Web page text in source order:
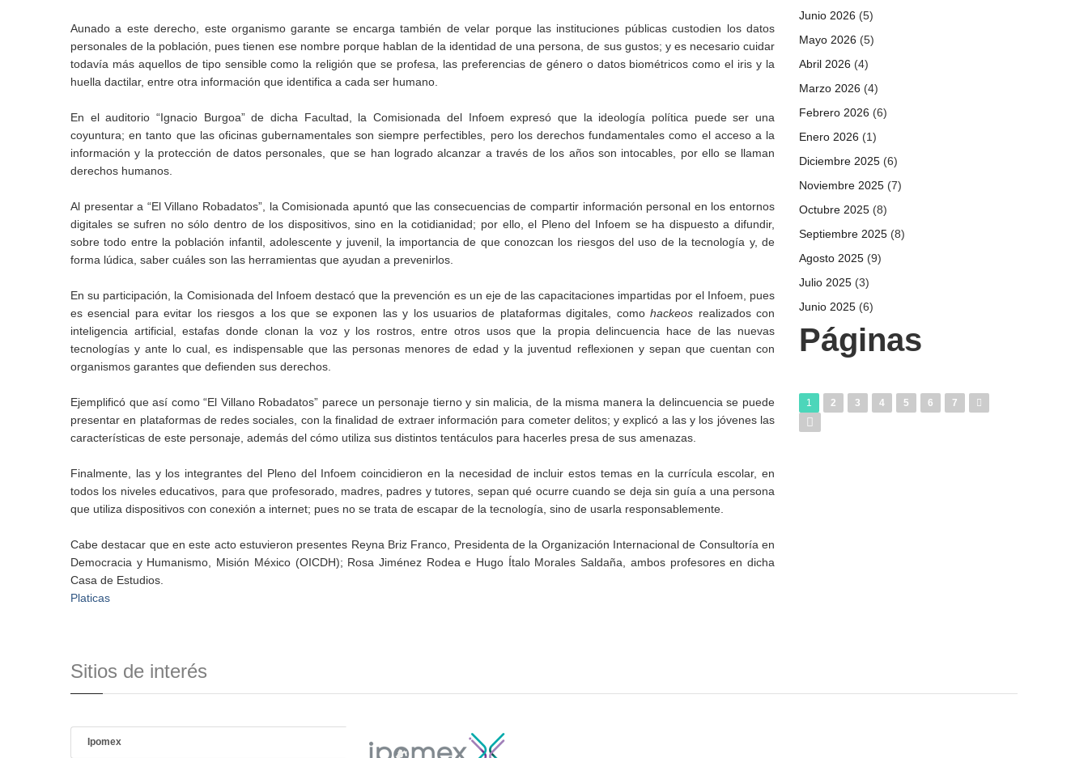
Aunado a este derecho, este organismo garante se encarga también de velar porque las instituciones públicas custodien los datos
personales de la población, pues tienen ese nombre porque hablan de la identidad de una persona, de sus gustos; y es necesario cuidar
todavía más aquellos de tipo sensible como la religión que se profesa, las preferencias de género o datos biométricos como el iris y la
huella dactilar, entre otra información que identifica a cada ser humano.
En el auditorio “Ignacio Burgoa” de dicha Facultad, la Comisionada del Infoem expresó que la ideología política puede ser una
coyuntura; en tanto que las oficinas gubernamentales son siempre perfectibles, pero los derechos fundamentales como el acceso a la
información y la protección de datos personales, que se han logrado alcanzar a través de los años son intocables, por ello se llaman
derechos humanos.
Al presentar a “El Villano Robadatos”, la Comisionada apuntó que las consecuencias de compartir información personal en los entornos
digitales se sufren no sólo dentro de los dispositivos, sino en la cotidianidad; por ello, el Pleno del Infoem se ha dispuesto a difundir,
sobre todo entre la población infantil, adolescente y juvenil, la importancia de que conozcan los riesgos del uso de la tecnología y, de
forma lúdica, saber cuáles son las herramientas que ayudan a prevenirlos.
En su participación, la Comisionada del Infoem destacó que la prevención es un eje de las capacitaciones impartidas por el Infoem, pues
es esencial para evitar los riesgos a los que se exponen las y los usuarios de plataformas digitales, comohackeos realizados con
inteligencia artificial, estafas donde clonan la voz y los rostros, entre otros usos que la propia delincuencia hace de las nuevas
tecnologías y ante lo cual, es indispensable que las personas menores de edad y la juventud reflexionen y sepan que cuentan con
organismos garantes que defienden sus derechos.
Ejemplificó que así como “El Villano Robadatos” parece un personaje tierno y sin malicia, de la misma manera la delincuencia se puede
presentar en plataformas de redes sociales, con la finalidad de extraer información para cometer delitos; y explicó a las y los jóvenes las
características de este personaje, además del cómo utiliza sus distintos tentáculos para hacerles presa de sus amenazas.
Finalmente, las y los integrantes del Pleno del Infoem coincidieron en la necesidad de incluir estos temas en la currícula escolar, en
todos los niveles educativos, para que profesorado, madres, padres y tutores, sepan qué ocurre cuando se deja sin guía a una persona
que utiliza dispositivos con conexión a internet; pues no se trata de escapar de la tecnología, sino de usarla responsablemente.
Cabe destacar que en este acto estuvieron presentes Reyna Briz Franco, Presidenta de la Organización Internacional de Consultoría en
Democracia y Humanismo, Misión México (OICDH); Rosa Jiménez Rodea e Hugo Ítalo Morales Saldaña, ambos profesores en dicha
Casa de Estudios.
Platicas
Junio 2026 (5)
Mayo 2026 (5)
Abril 2026 (4)
Marzo 2026 (4)
Febrero 2026 (6)
Enero 2026 (1)
Diciembre 2025 (6)
Noviembre 2025 (7)
Octubre 2025 (8)
Septiembre 2025 (8)
Agosto 2025 (9)
Julio 2025 (3)
Junio 2025 (6)
Páginas
1 2 3 4 5 6 7
Sitios de interés
Ipomex